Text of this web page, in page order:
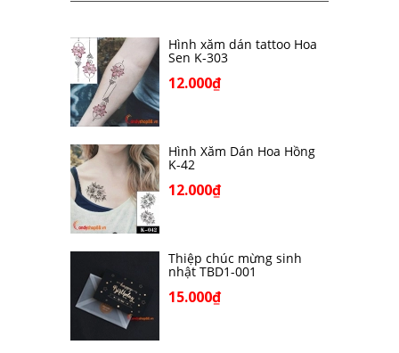
Hình xăm dán tattoo Hoa
Sen K-303
12.000₫
Hình Xăm Dán Hoa Hồng
K-42
12.000₫
Thiệp chúc mừng sinh
nhật TBD1-001
15.000₫